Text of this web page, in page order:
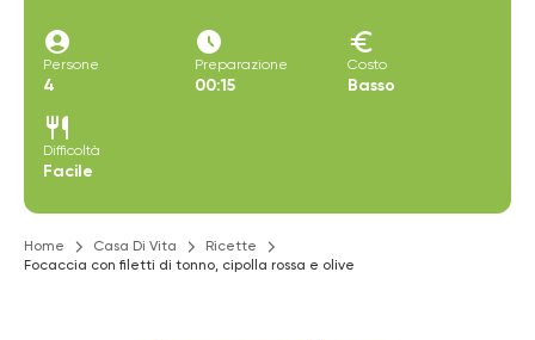
account_circle
Persone
4
access_time_filled
Preparazione
00:15
euro
Costo
Basso
restaurant
Difficoltà
Facile
Home Casa Di Vita
Ricette
Focaccia con filetti di tonno, cipolla rossa e olive